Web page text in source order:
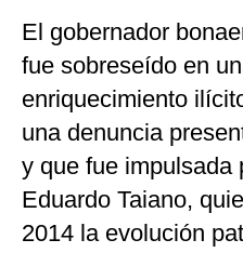
El gobernador
fue sobreseído en
enriquecimiento
una denuncia
y que fue impulsada
Eduardo Taiano,
2014 la evolución